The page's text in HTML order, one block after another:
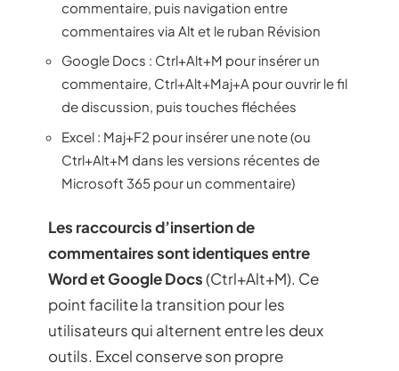
commentaire, puis navigation entre
commentaires via Alt et le ruban Révision
Google Docs : Ctrl+Alt+M pour insérer un
commentaire, Ctrl+Alt+Maj+A pour ouvrir le fil
de discussion, puis touches fléchées
Excel : Maj+F2 pour insérer une note (ou
Ctrl+Alt+M dans les versions récentes de
Microsoft 365 pour un commentaire)
Les raccourcis d’insertion de
commentaires sont identiques entre
Word et Google Docs(Ctrl+Alt+M). Ce
point facilite la transition pour les
utilisateurs qui alternent entre les deux
outils. Excel conserve son propre